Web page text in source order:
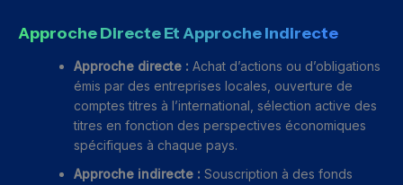
Approche Directe Et Approche Indirecte
Approche directe : Achat d’actions ou d’obligations
émis par des entreprises locales, ouverture de
comptes titres à l’international, sélection active des
titres en fonction des perspectives économiques
spécifiques à chaque pays.
Approche indirecte : Souscription à des fonds